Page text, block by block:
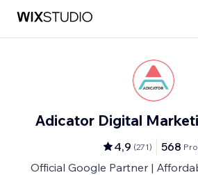
Adicator Digital
4,9 (271) 568
Official Google Partner |